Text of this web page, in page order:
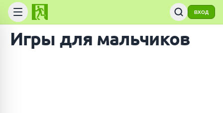
ВХОД
Игры для мальчиков